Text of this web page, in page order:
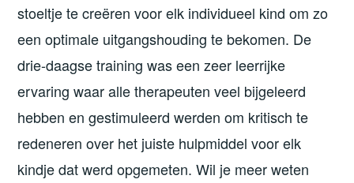
stoeltje te creëren voor elk individueel kind om zo
een optimale uitgangshouding te bekomen. De
drie-daagse training was een zeer leerrijke
ervaring waar alle therapeuten veel bijgeleerd
hebben en gestimuleerd werden om kritisch te
redeneren over het juiste hulpmiddel voor elk
kindje dat werd opgemeten. Wil je meer weten